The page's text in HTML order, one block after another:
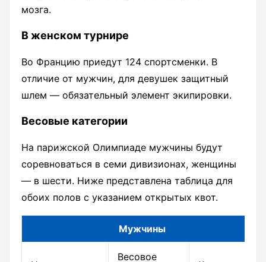
мозга.
В женском турнире
Во Францию приедут 124 спортсменки. В
отличие от мужчин, для девушек защитный
шлем — обязательный элемент экипировки.
Весовые категории
На парижской Олимпиаде мужчины будут
соревноваться в семи дивизионах, женщины
— в шести. Ниже представлена таблица для
обоих полов с указанием открытых квот.
Мужчины
Весовое